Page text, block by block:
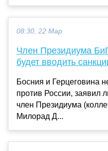
08:30, 22 Мар
Член Президиума
будет вводить
Босния и Герцеговина
против России, заявил
член Президиума
Милорад Д...